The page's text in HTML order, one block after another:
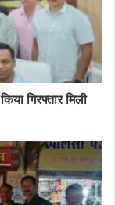
गिरफ्तार मिली